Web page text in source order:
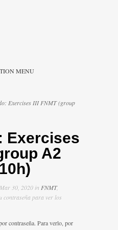
MENU
Exercises III FNMT (group
Exercises
A2
30, 2020 in FNMT,
contraseña para ver los
contraseña. Para verlo, por